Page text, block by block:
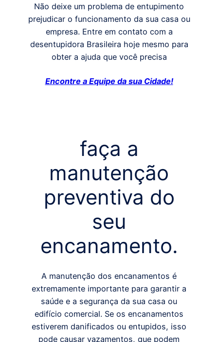
Não deixe um problema de entupimento
prejudicar o funcionamento da sua casa ou
empresa. Entre em contato com a
desentupidora Brasileira hoje mesmo para
obter a ajuda que você precisa
Encontre a Equipe da sua Cidade!
faça a
manutenção
preventiva do
seu
encanamento.
A manutenção dos encanamentos é
extremamente importante para garantir a
saúde e a segurança da sua casa ou
edifício comercial. Se os encanamentos
estiverem danificados ou entupidos, isso
pode causar vazamentos, que podem